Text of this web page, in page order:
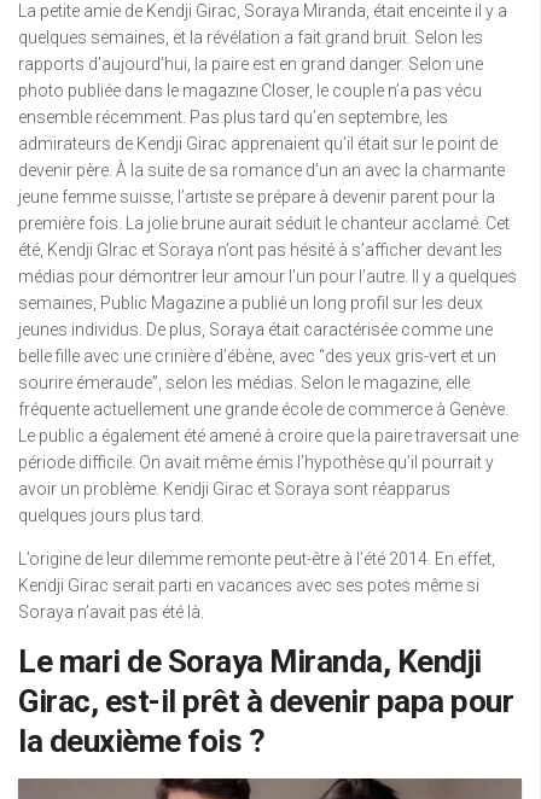
La petite amie de Kendji Girac, Soraya Miranda, était enceinte il y a
quelques semaines, et la révélation a fait grand bruit. Selon les
rapports d’aujourd’hui, la paire est en grand danger. Selon une
photo publiée dans le magazine Closer, le couple n’a pas vécu
ensemble récemment. Pas plus tard qu’en septembre, les
admirateurs de Kendji Girac apprenaient qu’il était sur le point de
devenir père. À la suite de sa romance d’un an avec la charmante
jeune femme suisse, l’artiste se prépare à devenir parent pour la
première fois. La jolie brune aurait séduit le chanteur acclamé. Cet
été, Kendji GIrac et Soraya n’ont pas hésité à s’afficher devant les
médias pour démontrer leur amour l’un pour l’autre. Il y a quelques
semaines, Public Magazine a publié un long profil sur les deux
jeunes individus. De plus, Soraya était caractérisée comme une
belle fille avec une crinière d’ébène, avec “des yeux gris-vert et un
sourire émeraude”, selon les médias. Selon le magazine, elle
fréquente actuellement une grande école de commerce à Genève.
Le public a également été amené à croire que la paire traversait une
période difficile. On avait même émis l’hypothèse qu’il pourrait y
avoir un problème. Kendji Girac et Soraya sont réapparus
quelques jours plus tard.
L’origine de leur dilemme remonte peut-être à l’été 2014. En effet,
Kendji Girac serait parti en vacances avec ses potes même si
Soraya n’avait pas été là.
Le mari de Soraya Miranda, Kendji
Girac, est-il prêt à devenir papa pour
la deuxième fois ?